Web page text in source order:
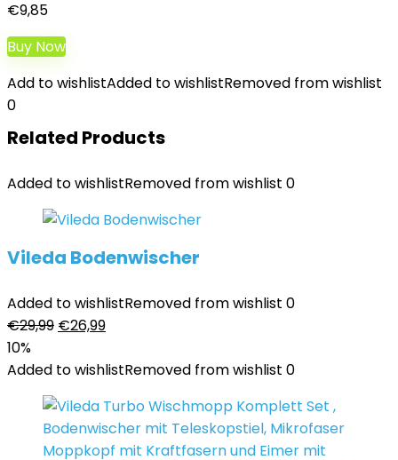
€9,85
Buy Now
Add to wishlistAdded to wishlistRemoved from wishlist
0
Related Products
Added to wishlistRemoved from wishlist 0
Vileda Bodenwischer
Added to wishlistRemoved from wishlist 0
€29,99 Ursprünglicher
war:
€26,99Aktueller
ist:
10%
Added to wishlistRemoved from wishlist 0